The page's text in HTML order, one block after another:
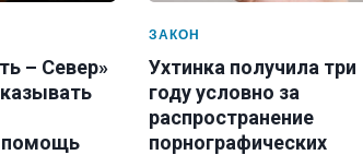
– Север»
помощь
ЗАКОН
Ухтинка получила три
году условно за
распространение
порнографических